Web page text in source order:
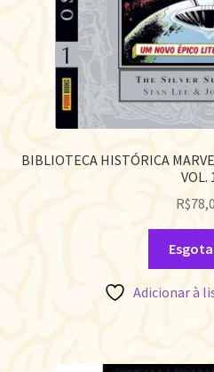
BIBLIOTECA HISTÓRICA
VOL.
R$
Adicionar à